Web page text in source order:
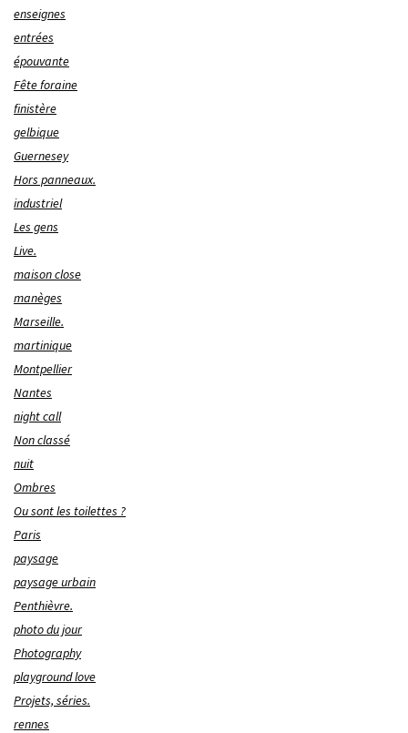
enseignes
entrées
épouvante
Fête foraine
finistère
gelbique
Guernesey
Hors panneaux.
industriel
Les gens
Live.
maison close
manèges
Marseille.
martinique
Montpellier
Nantes
night call
Non classé
nuit
Ombres
Ou sont les toilettes ?
Paris
paysage
paysage urbain
Penthièvre.
photo du jour
Photography
playground love
Projets, séries.
rennes